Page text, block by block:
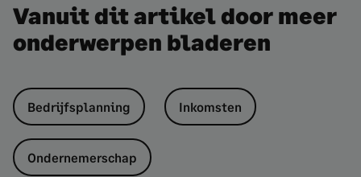
Vanuit dit artikel door meer
onderwerpen bladeren
Bedrijfsplanning Inkomsten
Ondernemerschap